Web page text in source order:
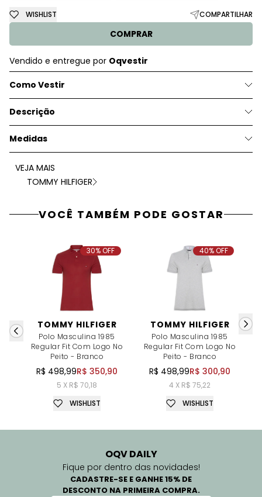
COMPRAR
WISHLIST COMPARTILHAR
Vendido e entregue por Oqvestir
Como Vestir
Descrição
Medidas
VEJA MAIS
TOMMY HILFIGER
VOCÊ TAMBÉM PODE GOSTAR
TOMMY HILFIGER
Polo Masculina 1985
Regular Fit Com Logo No
Peito - Branco
R$ 498,99R$ 350,90
5 X R$ 70,18
30% OFF
WISHLIST
TOMMY HILFIGER
Polo Masculina 1985
Regular Fit Com Logo No
Peito - Branco
R$ 498,99R$ 300,90
4 X R$ 75,22
40% OFF
WISHLIST
OQV DAILY
Fique por dentro das novidades!
CADASTRE-SE E GANHE 15% DE
DESCONTO NA PRIMEIRA COMPRA.